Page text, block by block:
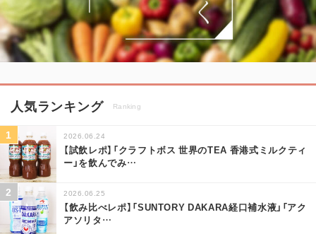
人気ランキング Ranking
2026.06.24
【試飲レポ】「クラフトボス 世界のTEA 香港式ミルクティ
ー」を飲んでみ…
2026.06.25
【飲み比べレポ】「SUNTORY DAKARA経口補水液」「アク
アソリタ…